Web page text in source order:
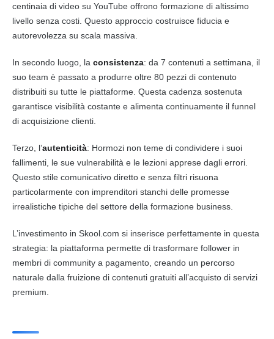
centinaia di video su YouTube offrono formazione di altissimo
livello senza costi. Questo approccio costruisce fiducia e
autorevolezza su scala massiva.
In secondo luogo, la consistenza: da 7 contenuti a settimana, il
suo team è passato a produrre oltre 80 pezzi di contenuto
distribuiti su tutte le piattaforme. Questa cadenza sostenuta
garantisce visibilità costante e alimenta continuamente il funnel
di acquisizione clienti.
Terzo, l’autenticità: Hormozi non teme di condividere i suoi
fallimenti, le sue vulnerabilità e le lezioni apprese dagli errori.
Questo stile comunicativo diretto e senza filtri risuona
particolarmente con imprenditori stanchi delle promesse
irrealistiche tipiche del settore della formazione business.
L’investimento in Skool.com si inserisce perfettamente in questa
strategia: la piattaforma permette di trasformare follower in
membri di community a pagamento, creando un percorso
naturale dalla fruizione di contenuti gratuiti all’acquisto di servizi
premium.